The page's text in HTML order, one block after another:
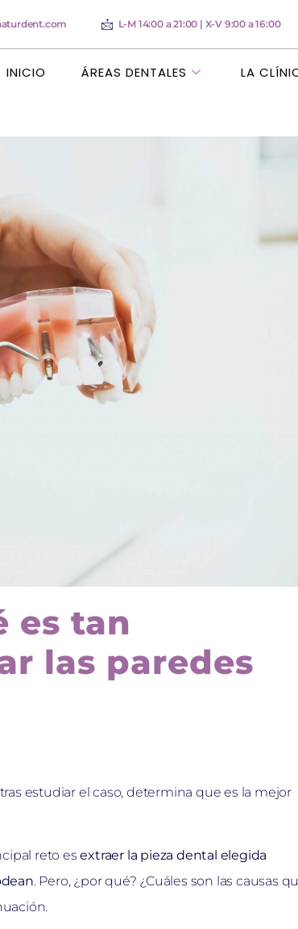
L-M 14:00 a 21:00 | X-V 9:00 a 16:00
INICIO ÁREAS DENTALES LA
es tan
las paredes
estudiar el caso, determina que es la mejor
reto es extraer la pieza dental elegida
. Pero, ¿por qué? ¿Cuáles son las causas